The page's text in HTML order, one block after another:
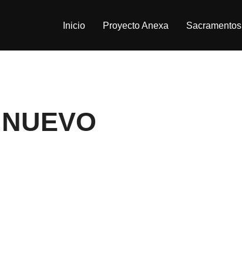
Inicio Proyecto Anexa Sacramentos